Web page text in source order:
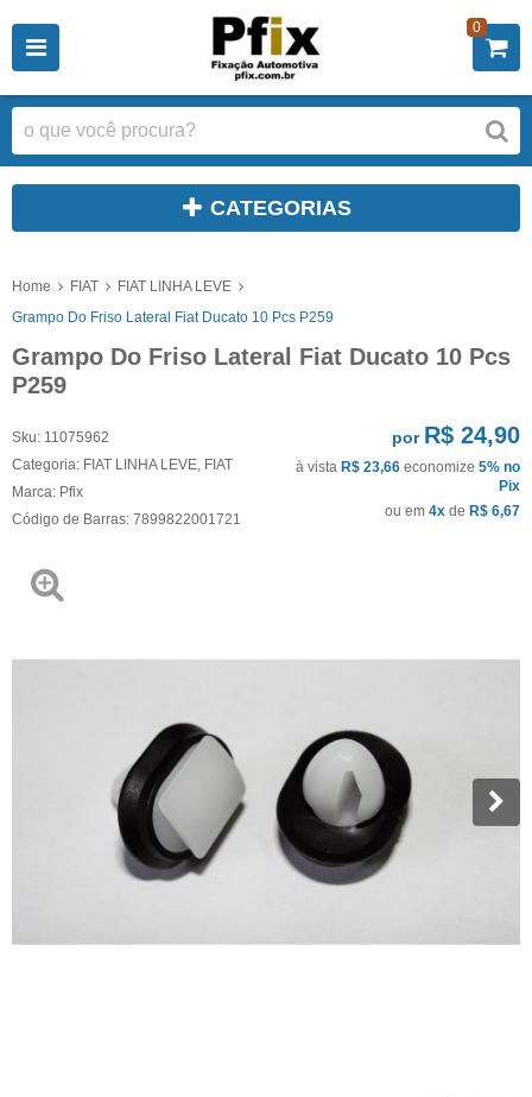
0
CATEGORIAS
Home FIAT
FIAT LINHA LEVE
Grampo Do Friso Lateral Fiat Ducato 10 Pcs P259
Grampo Do Friso Lateral Fiat Ducato 10 Pcs
P259
Sku: 11075962
Categoria: FIAT LINHA LEVE FIAT
Marca: Pfix
Código de Barras: 7899822001721
por R$ 24,90
à vista R$ 23,66 economize 5% no
Pix
ou em 4x de R$ 6,67